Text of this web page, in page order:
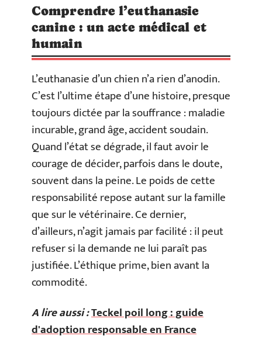
Comprendre l’euthanasie
canine : un acte médical et
humain
L’euthanasie d’un chien n’a rien d’anodin.
C’est l’ultime étape d’une histoire, presque
toujours dictée par la souffrance : maladie
incurable, grand âge, accident soudain.
Quand l’état se dégrade, il faut avoir le
courage de décider, parfois dans le doute,
souvent dans la peine. Le poids de cette
responsabilité repose autant sur la famille
que sur le vétérinaire. Ce dernier,
d’ailleurs, n’agit jamais par facilité : il peut
refuser si la demande ne lui paraît pas
justifiée. L’éthique prime, bien avant la
commodité.
A lire aussi :Teckel poil long : guide
d'adoption responsable en France